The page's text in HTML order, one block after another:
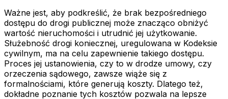
Ważne jest, aby podkreślić, że brak bezpośredniego
dostępu do drogi publicznej może znacząco obniżyć
wartość nieruchomości i utrudnić jej użytkowanie.
Służebność drogi koniecznej, uregulowana w Kodeksie
cywilnym, ma na celu zapewnienie takiego dostępu.
Proces jej ustanowienia, czy to w drodze umowy, czy
orzeczenia sądowego, zawsze wiąże się z
formalnościami, które generują koszty. Dlatego też,
dokładne poznanie tych kosztów pozwala na lepsze